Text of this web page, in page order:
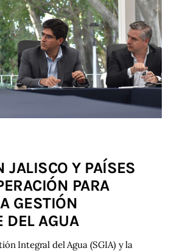
JALISCO Y PAÍSES
PARA
GESTIÓN
DEL AGUA
Integral del Agua (SGIA) y la